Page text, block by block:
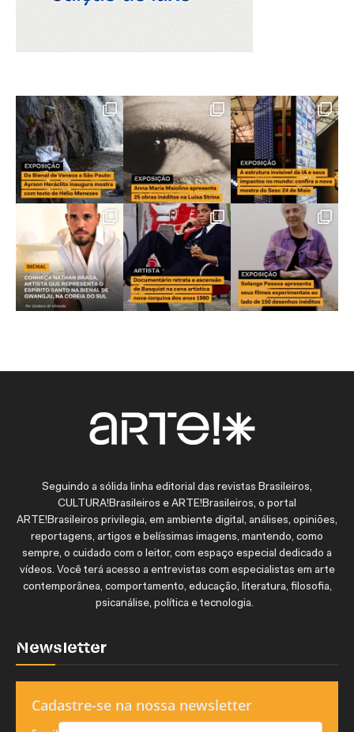
Seguindo a sólida linha editorial das revistas Brasileiros,
CULTURA!Brasileiros e ARTE!Brasileiros, o portal
ARTE!Brasileiros privilegia, em ambiente digital, análises, opiniões,
reportagens, artigos e belíssimas imagens, mantendo, como
sempre, o cuidado com o leitor, com espaço especial dedicado a
vídeos. Você terá acesso a entrevistas com especialistas em arte
contemporânea, comportamento, educação, literatura, filosofia,
psicanálise, política e tecnologia.
Newsletter
Cadastre-se na nossa newsletter